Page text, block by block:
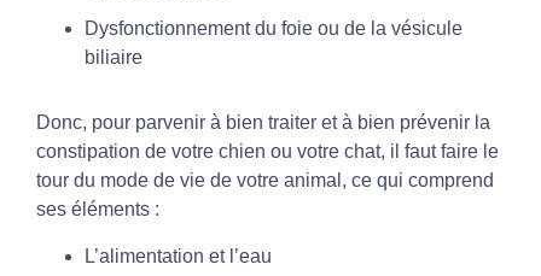
Dysfonctionnement du foie ou de la vésicule
biliaire
Donc, pour parvenir à bien traiter et à bien prévenir la
constipation de votre chien ou votre chat, il faut faire le
tour du mode de vie de votre animal, ce qui comprend
ses éléments :
L’alimentation et l’eau